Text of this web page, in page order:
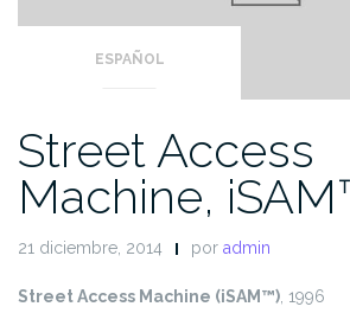
ESPAÑOL
Street Access
Machine,
21 diciembre, 2014 por admin
Street Access Machine (iSAM ™), 1996